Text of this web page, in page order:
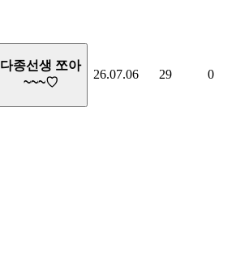
다종선생 쪼아
~~~♡
26.07.06 29 0